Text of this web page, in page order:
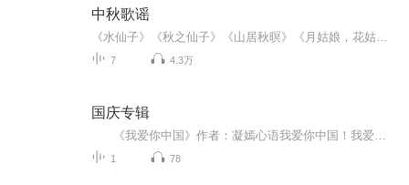
中秋歌谣
7 4.3万
国庆专辑
1 78